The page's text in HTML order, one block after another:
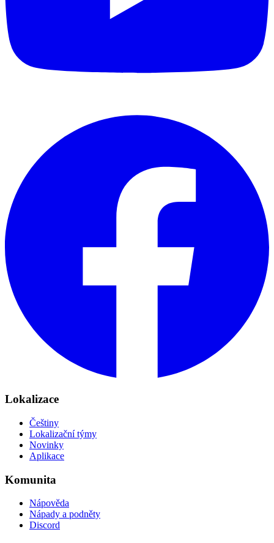
Lokalizace
Češtiny
Lokalizační týmy
Novinky
Aplikace
Komunita
Nápověda
Nápady a podněty
Discord